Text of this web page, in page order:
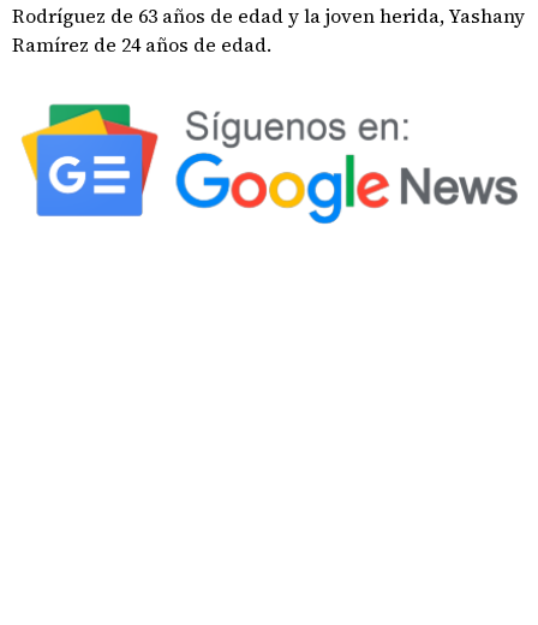
Rodríguez de 63 años de edad y la joven herida, Yashany
Ramírez de 24 años de edad.